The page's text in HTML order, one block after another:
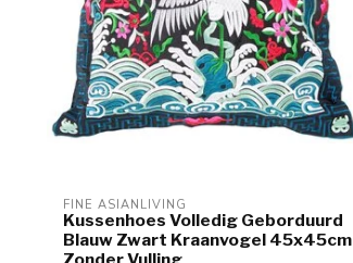
FINE ASIANLIVING
Kussenhoes Volledig Geborduurd
Blauw Zwart Kraanvogel 45x45cm